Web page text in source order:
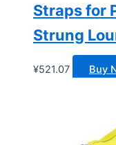
Straps for
Strung
¥521.07 Buy